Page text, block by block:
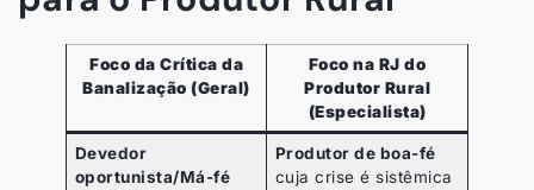
Foco da Crítica da
Banalização (Geral)
Foco na RJ do
Produtor Rural
(Especialista)
Devedor
oportunista/Má-fé
Produtor de boa-fé
cuja crise é sistêmica